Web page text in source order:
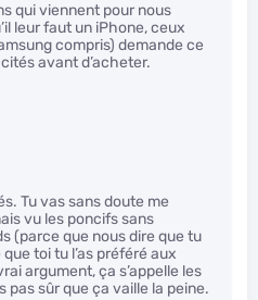
qui viennent pour nous
leur faut un iPhone, ceux
compris) demande ce
avant d’acheter.
Tu vas sans doute me
vu les poncifs sans
(parce que nous dire que tu
toi tu l’as préféré aux
argument, ça s’appelle les
pas sûr que ça vaille la peine.